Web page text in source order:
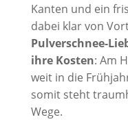
Kanten und ein
dabei klar von
Pulverschnee-
ihre Kosten: Am
weit in die
somit steht
Wege.